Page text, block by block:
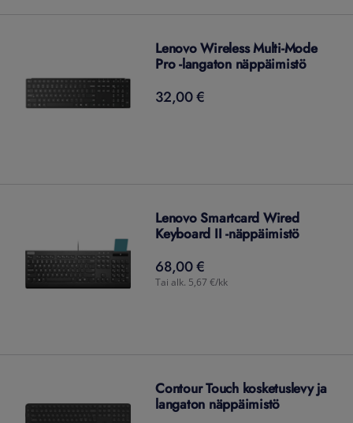
Lenovo Wireless Multi-Mode
Pro -langaton näppäimistö
32,00 €
32,00€
Lenovo Smartcard Wired
Keyboard II -näppäimistö
68,00 €
68,00€
Tai alk. 5,67 €/kk
Contour Touch kosketuslevy ja
langaton näppäimistö